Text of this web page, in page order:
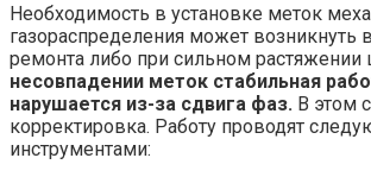
Необходимость в установке меток
газораспределения может возникнуть
ремонта либо при сильном растяжении
несовпадении меток стабильная
нарушается из-за сдвига фаз. В этом
корректировка. Работу проводят
инструментами: